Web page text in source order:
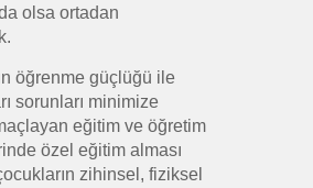
olsa ortadan
öğrenme güçlüğü ile
sorunları minimize
eğitim ve öğretim
özel eğitim alması
zihinsel, fiziksel